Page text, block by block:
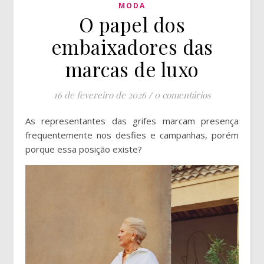
MODA
O papel dos
embaixadores das
marcas de luxo
16 de fevereiro de 2026 / 0 comentários
As representantes das grifes marcam presença
frequentemente nos desfies e campanhas, porém
porque essa posição existe?